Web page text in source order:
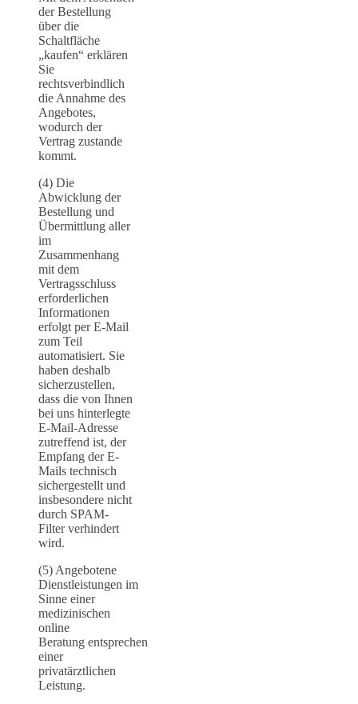
der Bestellung
über die
Schaltfläche
„kaufen“ erklären
Sie
rechtsverbindlich
die Annahme des
Angebotes,
wodurch der
Vertrag zustande
kommt.
(4) Die
Abwicklung der
Bestellung und
Übermittlung aller
im
Zusammenhang
mit dem
Vertragsschluss
erforderlichen
Informationen
erfolgt per E-Mail
zum Teil
automatisiert. Sie
haben deshalb
sicherzustellen,
dass die von Ihnen
bei uns hinterlegte
E-Mail-Adresse
zutreffend ist, der
Empfang der E-
Mails technisch
sichergestellt und
insbesondere nicht
durch SPAM-
Filter verhindert
wird.
(5) Angebotene
Dienstleistungen im
Sinne einer
medizinischen
online
Beratung entsprechen
einer
privatärztlichen
Leistung.